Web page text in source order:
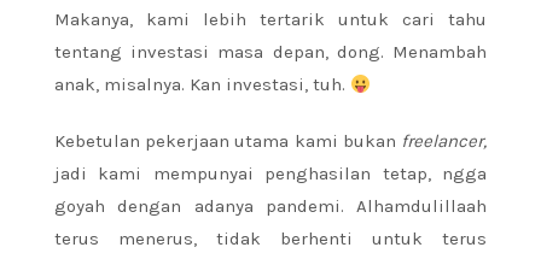
Makanya, kami lebih tertarik untuk cari tahu
tentang investasi masa depan, dong. Menambah
anak, misalnya. Kan investasi, tuh.
Kebetulan pekerjaan utama kami bukan freelancer,
jadi kami mempunyai penghasilan tetap, ngga
goyah dengan adanya pandemi. Alhamdulillaah
terus menerus, tidak berhenti untuk terus